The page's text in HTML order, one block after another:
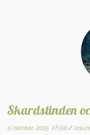
Skardstinden
5 oktober, 2025i Fjäll/